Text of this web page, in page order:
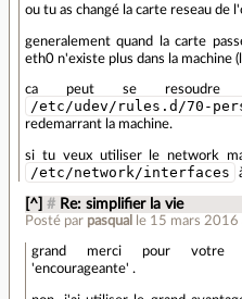
ou tu as changé la carte reseau de
generalement quand la carte
eth0 n'existe plus dans la machine
ca peut se resoudre
/etc/udev/rules.d/70-
redemarrant la machine.
si tu veux utiliser le network
/etc/network/interfaces
[^] # Re: simplifier la vie
Posté par pasqual le 15 mars 2016
grand merci pour votre
'encourageante' .